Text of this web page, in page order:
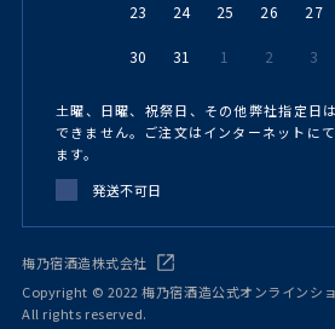
23 24 25 26 27
30 31 1 2 3
土曜、日曜、祝祭日、その他弊社指定日
できません。ご注文はインターネットに
ます。
発送不可日
梅乃宿酒造株式会社
Copyright © 2022 梅乃宿酒造公式オンラインシ
All rights reserved.